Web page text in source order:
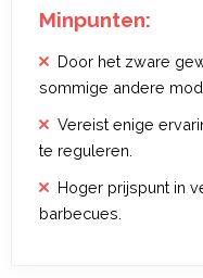
Minpunten:
Door het zware
sommige andere
Vereist enige
te reguleren.
Hoger prijspunt in
barbecues.